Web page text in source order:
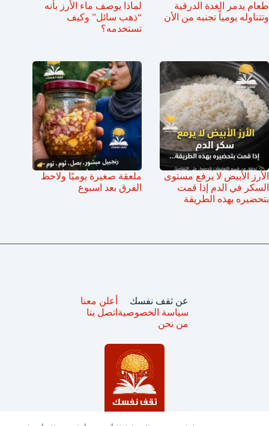
طعام يدمر الغدة الدرقية
وتتناوله يومياً تجنبه من الأن
لماذا يوصف ماء الأرز بأنه
“ذهب سائل” وكيف
تستخدمه؟
الأرز الأبيض لا يرفع مستوى
السكر في الدم إذا قمت
بتحضيره بهذه الطريقة
ملعقة صغيرة يوميًا ولاحظ
الفرق بعد اسبوع
عن ثقف نفسك
سياسة الخصوصية
من نحن
أعلن معنا
اتصل بنا